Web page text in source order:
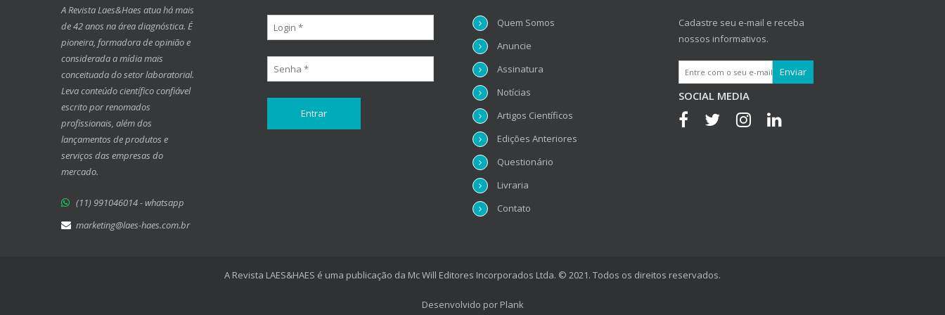
A Revista Laes&Haes atua há mais
de 42 anos na área diagnóstica. É
pioneira, formadora de opinião e
considerada a mídia mais
conceituada do setor laboratorial.
Leva conteúdo científico confiável
escrito por renomados
profissionais, além dos
lançamentos de produtos e
serviços das empresas do
mercado.
(11) 991046014 - whatsapp
marketing@laes-haes.com.br
Quem Somos
Anuncie
Assinatura
Notícias
Artigos Científicos
Edições Anteriores
Questionário
Livraria
Contato
Cadastre seu e-mail e receba
nossos informativos.
SOCIAL MEDIA
A Revista LAES&HAES é uma publicação da Mc Will Editores Incorporados Ltda. © 2021. Todos os direitos reservados.
Desenvolvido por Plank